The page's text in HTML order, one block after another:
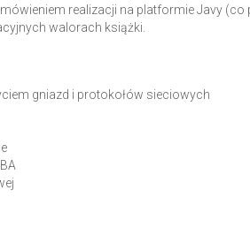
realizacji na platformie Javy
walorach książki.
gniazd i protokołów sieciowych